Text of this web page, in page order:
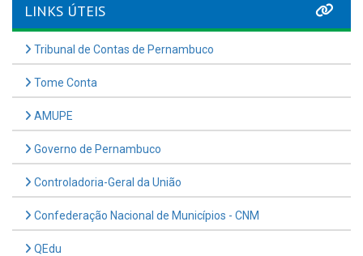
LINKS ÚTEIS
Tribunal de Contas de Pernambuco
Tome Conta
AMUPE
Governo de Pernambuco
Controladoria-Geral da União
Confederação Nacional de Municípios - CNM
QEdu